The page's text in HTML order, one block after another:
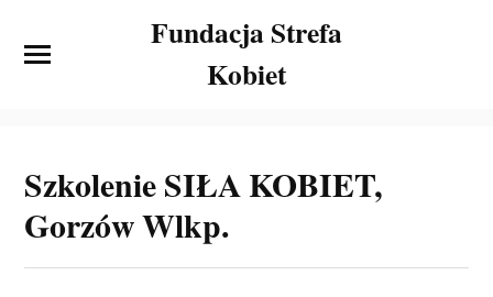
Fundacja Strefa
Kobiet
Szkolenie SIŁA KOBIET,
Gorzów Wlkp.